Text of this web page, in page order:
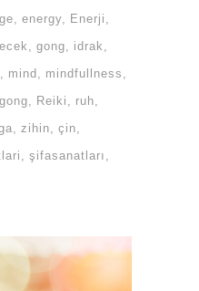
energy
Enerji
gong
idrak
mind
mindfullness
Reiki
ruh
zihin
çin
şifasanatları